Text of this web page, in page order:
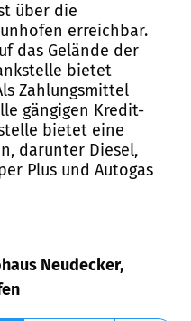
über die
erreichbar.
das Gelände der
bietet
Zahlungsmittel
gängigen Kredit-
bietet eine
darunter Diesel,
Plus und Autogas
Neudecker,